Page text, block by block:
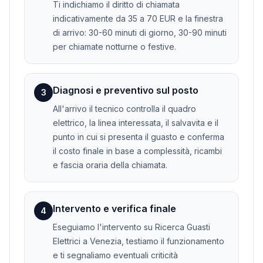
Ti indichiamo il diritto di chiamata
indicativamente da 35 a 70 EUR e la finestra
di arrivo: 30-60 minuti di giorno, 30-90 minuti
per chiamate notturne o festive.
3 Diagnosi e preventivo sul posto
All'arrivo il tecnico controlla il quadro
elettrico, la linea interessata, il salvavita e il
punto in cui si presenta il guasto e conferma
il costo finale in base a complessità, ricambi
e fascia oraria della chiamata.
4 Intervento e verifica finale
Eseguiamo l'intervento su Ricerca Guasti
Elettrici a Venezia, testiamo il funzionamento
e ti segnaliamo eventuali criticità